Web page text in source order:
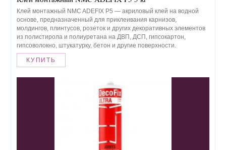
Клей монтажный NMC ADEFIX P5 — акриловый клей на водной
основе, предназначенный для приклеивания карнизов,
молдингов, плинтусов, розеток и других декоративных элементов
из полистирола и полиуретана на ДВП, ДСП, гипсокартон,
гипсоволокно, штукатурку, бетон и другие поверхности.
КУПИТЬ